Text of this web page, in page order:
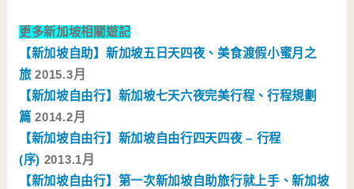
更多新加坡相關遊記
【新加坡自助】新加坡五日天四夜、美食渡假小蜜月之
旅 2015.3月
【新加坡自由行】新加坡七天六夜完美行程、行程規劃
篇 2014.2月
【新加坡自由行】新加坡自由行四天四夜 – 行程
(序) 2013.1月
【新加坡自由行】第一次新加坡自助旅行就上手、新加坡